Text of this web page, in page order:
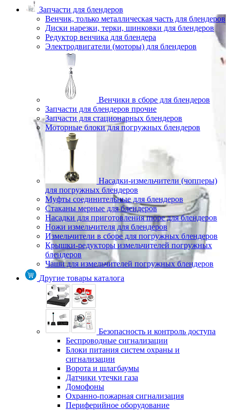
Запчасти для блендеров
Венчик, только металлическая часть для блендеров
Диски нарезки, терки, шинковки для блендеров
Редуктор венчика для блендера
Электродвигатели (моторы) для блендеров
Венчики в сборе для блендеров
Запчасти для блендеров прочие
Запчасти для стационарных блендеров
Моторные блоки для погружных блендеров
Насадки-измельчители (чопперы)
для погружных блендеров
Муфты соединительные для блендеров
Стаканы мерные для блендеров
Насадки для приготовления пюре для блендеров
Ножи измельчителя для блендеров
Измельчители в сборе для погружных блендеров
Крышки-редукторы измельчителей погружных
блендеров
Чаши для измельчителей погружных блендеров
Другие товары каталога
Безопасность и контроль доступа
Беспроводные сигнализации
Блоки питания систем охраны и
сигнализации
Ворота и шлагбаумы
Датчики утечки газа
Домофоны
Охранно-пожарная сигнализация
Периферийное оборудование